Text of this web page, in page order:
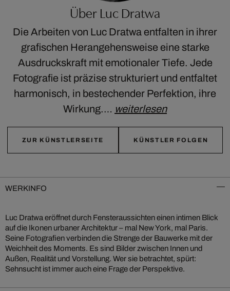
Über Luc Dratwa
Die Arbeiten von Luc Dratwa entfalten in ihrer
grafischen Herangehensweise eine starke
Ausdruckskraft mit emotionaler Tiefe. Jede
Fotografie ist präzise strukturiert und entfaltet
harmonisch, in bestechender Perfektion, ihre
Wirkung.… weiterlesen
ZUR KÜNSTLERSEITE KÜNSTLER FOLGEN
WERKINFO
Luc Dratwa eröffnet durch Fensteraussichten einen intimen Blick
auf die Ikonen urbaner Architektur – mal New York, mal Paris.
Seine Fotografien verbinden die Strenge der Bauwerke mit der
Weichheit des Moments. Es sind Bilder zwischen Innen und
Außen, Realität und Vorstellung. Wer sie betrachtet, spürt:
Sehnsucht ist immer auch eine Frage der Perspektive.